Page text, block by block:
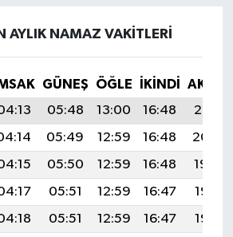
AYLIK NAMAZ VAKITLERI
GÜNEŞ ÖĞLE İKINDI
05:48 13:00 16:48
20:01
05:49 12:59 16:48
20:00
05:50 12:59 16:48
19:59
05:51 12:59 16:47
19:58
05:51 12:59 16:47
19:57